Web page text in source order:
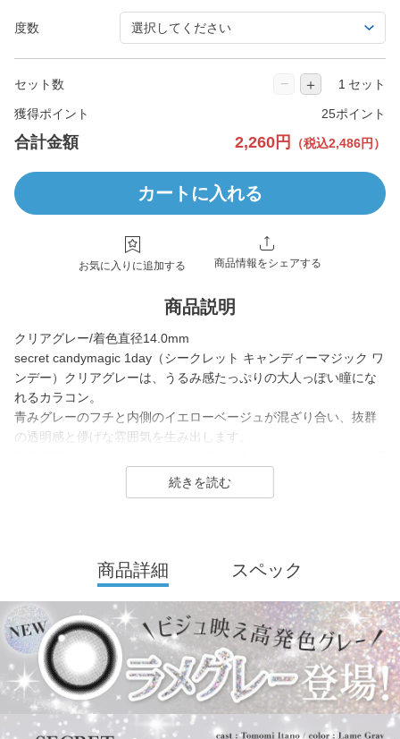
度数
セット数 − ＋ セット
獲得ポイント 25ポイント
合計金額 2,260円 （税込2,486円）
カートに入れる
お気に入りに追加する 商品情報をシェアする
商品説明
クリアグレー/着色直径14.0mm
secret candymagic 1day（シークレット キャンディーマジック ワ
ンデー）クリアグレーは、うるみ感たっぷりの大人っぽい瞳にな
れるカラコン。
青みグレーのフチと内側のイエローベージュが混ざり合い、抜群
の透明感と儚げな雰囲気を生み出します。
ばず使いやすいグレーカラーです。
DIA14.5mmの「盛れる」大きめサイズで、元祖ちゅるんカラコン
「キャンマジ3番」や王道黒コン「キャンマジ5番」をはじめ、平
成・令和のギャルカラコン、細フチ・太フチカラコン、水光カラ
コンなど、トレンドのカラコンを生み出し続けています。
2025年にはラメ入りカラコンが登場＆水光カラーは軸固定の回ら
ない水光カラコンに進化し、
商品詳細 スペック